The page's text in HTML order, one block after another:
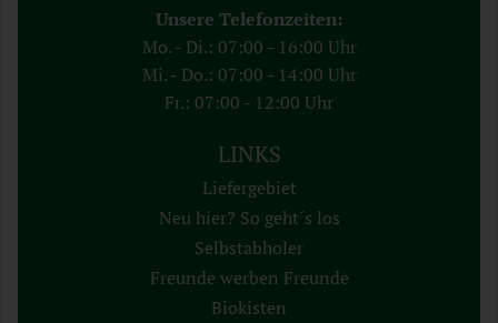
Unsere Telefonzeiten:
Mo. - Di.: 07:00 - 16:00 Uhr
Mi. - Do.: 07:00 - 14:00 Uhr
Fr.: 07:00 - 12:00 Uhr
LINKS
Liefergebiet
Neu hier? So geht´s los
Selbstabholer
Freunde werben Freunde
Biokisten